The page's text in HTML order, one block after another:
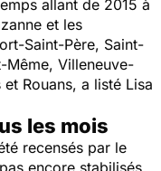
allant de 2015 à
et les
Saint-Père, Saint-
Même, Villeneuve-
Rouans, a listé Lisa
les mois
recensés par le
encore stabilisés